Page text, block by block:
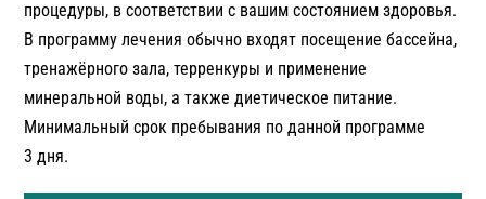
процедуры, в соответствии с вашим состоянием здоровья.
В программу лечения обычно входят посещение бассейна,
тренажёрного зала, терренкуры и применение
минеральной воды, а также диетическое питание.
Минимальный срок пребывания по данной программе
3 дня.